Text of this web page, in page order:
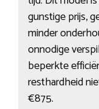
gunstige prijs,
minder
onnodige
beperkte
resthardheid
€875.